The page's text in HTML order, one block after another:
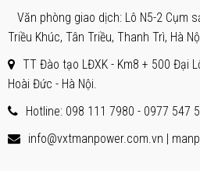
Văn phòng giao dịch: Lô N5-2 Cụm
Triều Khúc, Tân Triều, Thanh Trì, Hà
TT Đào tạo LĐXK - Km8 + 500 Đại
Hoài Đức - Hà Nội.
Hotline: 098 111 7980 - 0977 547
info@vxtmanpower.com.vn |